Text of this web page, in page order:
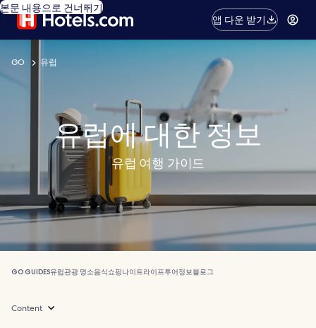
본문 내용으로 건너뛰기
앱 다운 받기
GO 유럽
유럽에 대한 정보
유럽 여행 가이드
GO GUIDES유럽관광 명소음식쇼핑나이트라이프투어정보블로그
Content